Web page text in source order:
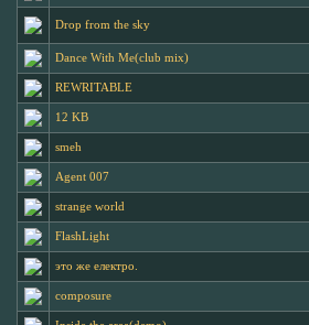
Drop from the sky
Dance With Me(club mix)
REWRITABLE
12 KB
smeh
Agent 007
strange world
FlashLight
это же електро.
composure